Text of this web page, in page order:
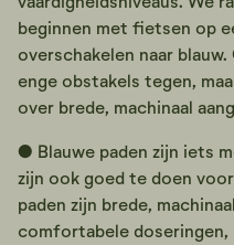
beginnen met fietsen op
overschakelen naar
enge obstakels tegen,
over brede, machinaal
● Blauwe paden zijn iets
zijn ook goed te doen
paden zijn brede,
comfortabele doseringen,